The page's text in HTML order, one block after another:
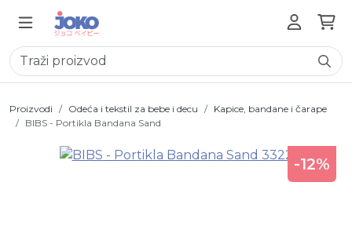
Proizvodi Odeća i tekstil za bebe i decu
Kapice, bandane i čarape
BIBS - Portikla Bandana Sand
-12%